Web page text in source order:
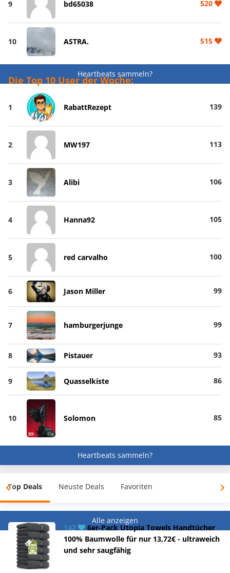
9 bd65038 520
10 ASTRA. 515
Heartbeats sammeln?
Die Top 10 User der Woche:
1 RabattRezept 139
2 MW197 113
3 Alibi 106
4 Hanna92 105
5 red carvalho 100
6 Jason Miller 99
7 hamburgerjunge 99
8 Pistauer 93
9 Quasselkiste 86
10 Solomon 85
Heartbeats sammeln?
Top Deals Neuste Deals Favoriten
Alle anzeigen
142
6er-Pack Utopia Towels Handtücher
100% Baumwolle für nur 13,72€ - ultraweich
und sehr saugfähig